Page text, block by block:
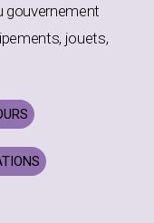
gouvernement
jouets,